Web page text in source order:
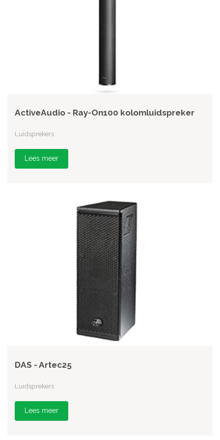
ActiveAudio - Ray-On100 kolomluidspreker
Luidsprekers
Lees meer
DAS - Artec25
Luidsprekers
Lees meer